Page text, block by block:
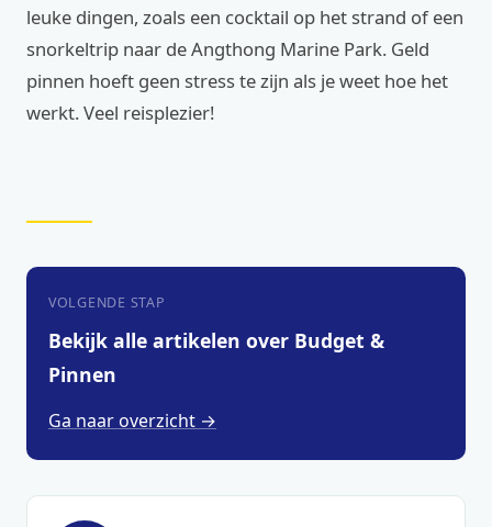
leuke dingen, zoals een cocktail op het strand of een
snorkeltrip naar de Angthong Marine Park. Geld
pinnen hoeft geen stress te zijn als je weet hoe het
werkt. Veel reisplezier!
VOLGENDE STAP
Bekijk alle artikelen over Budget &
Pinnen
Ga naar overzicht →